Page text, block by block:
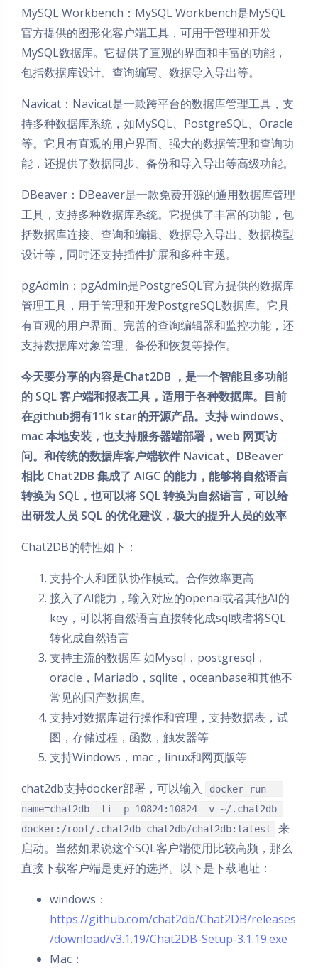
MySQL Workbench：MySQL Workbench是MySQL
官方提供的图形化客户端工具，可用于管理和开发
MySQL数据库。它提供了直观的界面和丰富的功能，
包括数据库设计、查询编写、数据导入导出等。
Navicat：Navicat是一款跨平台的数据库管理工具，支
持多种数据库系统，如MySQL、PostgreSQL、Oracle
等。它具有直观的用户界面、强大的数据管理和查询功
能，还提供了数据同步、备份和导入导出等高级功能。
DBeaver：DBeaver是一款免费开源的通用数据库管理
工具，支持多种数据库系统。它提供了丰富的功能，包
括数据库连接、查询和编辑、数据导入导出、数据模型
设计等，同时还支持插件扩展和多种主题。
pgAdmin：pgAdmin是PostgreSQL官方提供的数据库
管理工具，用于管理和开发PostgreSQL数据库。它具
有直观的用户界面、完善的查询编辑器和监控功能，还
支持数据库对象管理、备份和恢复等操作。
今天要分享的内容是Chat2DB ，是一个智能且多功能
的 SQL 客户端和报表工具，适用于各种数据库。目前
在github拥有11k star的开源产品。支持 windows、
mac 本地安装，也支持服务器端部署，web 网页访
问。和传统的数据库客户端软件 Navicat、DBeaver
相比 Chat2DB 集成了 AIGC 的能力，能够将自然语言
转换为 SQL，也可以将 SQL 转换为自然语言，可以给
出研发人员 SQL 的优化建议，极大的提升人员的效率
Chat2DB的特性如下：
支持个人和团队协作模式。合作效率更高
接入了AI能力，输入对应的openai或者其他AI的
key，可以将自然语言直接转化成sql或者将SQL
转化成自然语言
支持主流的数据库 如Mysql，postgresql，
oracle，Mariadb，sqlite，oceanbase和其他不
常见的国产数据库。
支持对数据库进行操作和管理，支持数据表，试
图，存储过程，函数，触发器等
支持Windows，mac，linux和网页版等
chat2db支持docker部署，可以输入
docker run --
name=chat2db -ti -p 10824:10824 -v ~/.chat2db-
docker:/root/.chat2db chat2db/chat2db:latest
来
启动。当然如果说这个SQL客户端使用比较高频，那么
直接下载客户端是更好的选择。以下是下载地址：
windows：
https://github.com/chat2db/Chat2DB/releases
/download/v3.1.19/Chat2DB-Setup-3.1.19.exe
Mac：